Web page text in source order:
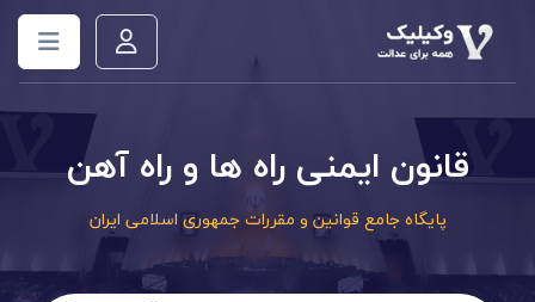
قانون ایمنی راه ها و راه آهن
پایگاه جامع قوانین و مقررات جمهوری اسلامی ایران